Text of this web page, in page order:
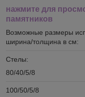
нажмите для
памятников
Возможные размеры
ширина/толщина в см:
Стелы:
80/40/5/8
100/50/5/8